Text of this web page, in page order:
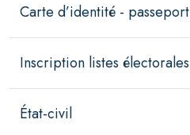
Carte d’identité - passeport
Inscription listes électorales
État-civil